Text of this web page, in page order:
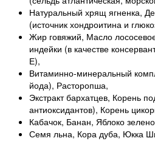
Натуральный хрящ ягненка,
(источник хондроитина и
Жир говяжий, Масло
индейки (в качестве
Е),
Витаминно-минеральный
йода), Расторопша,
Экстракт бархатцев, Корень
антиоксидантов), Корень
Кабачок, Банан, Яблоко
Семя льна, Кора дуба, Юкка